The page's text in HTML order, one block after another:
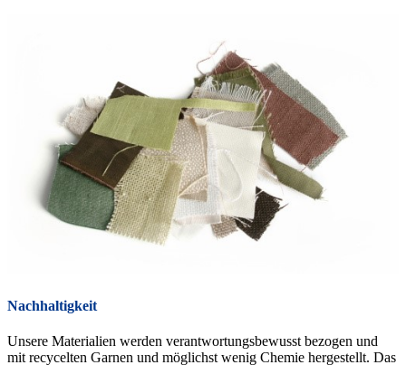
Nachhaltigkeit
Unsere Materialien werden verantwortungsbewusst bezogen und
mit recycelten Garnen und möglichst wenig Chemie hergestellt. Das